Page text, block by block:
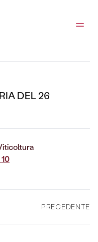
DEL 26
PRECEDENTE